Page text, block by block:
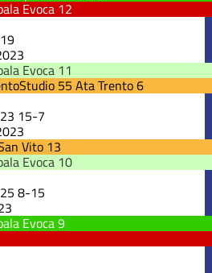
Evoca 12
19
Evoca 11
Studio 55 Ata Trento6
23 15-7
Vito 13
Evoca 10
25 8-15
Evoca9